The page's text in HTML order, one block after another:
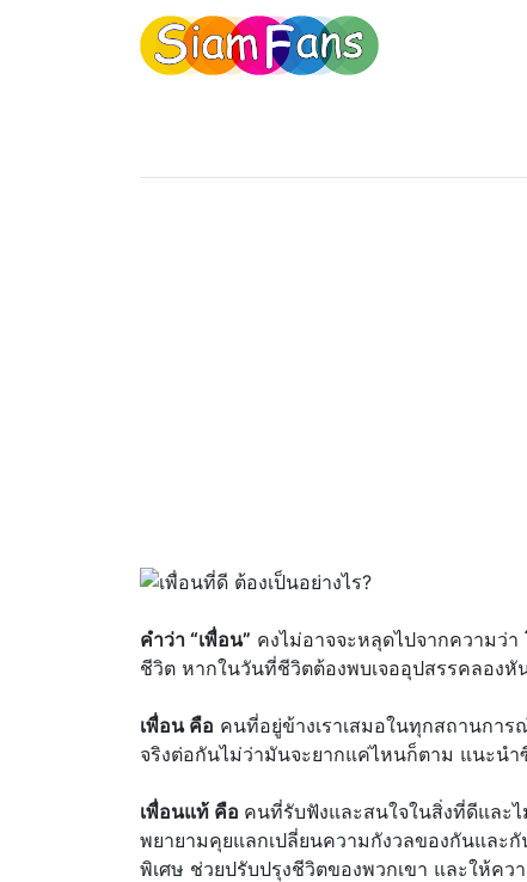
คำว่า “เพื่อน” คงไม่อาจจะหลุดไปจากความว่
ชีวิต หากในวันที่ชีวิตต้องพบเจออุปสรรคลอง
เพื่อน คือ คนที่อยู่ข้างเราเสมอในทุกสถานกา
จริงต่อกันไม่ว่ามันจะยากแค่ไหนก็ตาม แนะน
เพื่อนแท้ คือ คนที่รับฟังและสนใจในสิ่งที่ดีและ
พยายามคุยแลกเปลี่ยนความกังวลของกันและกั
พิเศษ ช่วยปรับปรุงชีวิตของพวกเขา และให้คว